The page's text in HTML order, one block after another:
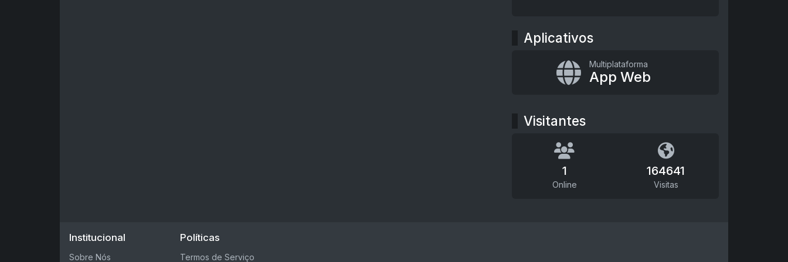
Aplicativos
Multiplataforma
App Web
Visitantes
1
Online
164641
Visitas
Institucional
Sobre Nós
Políticas
Termos de Serviço